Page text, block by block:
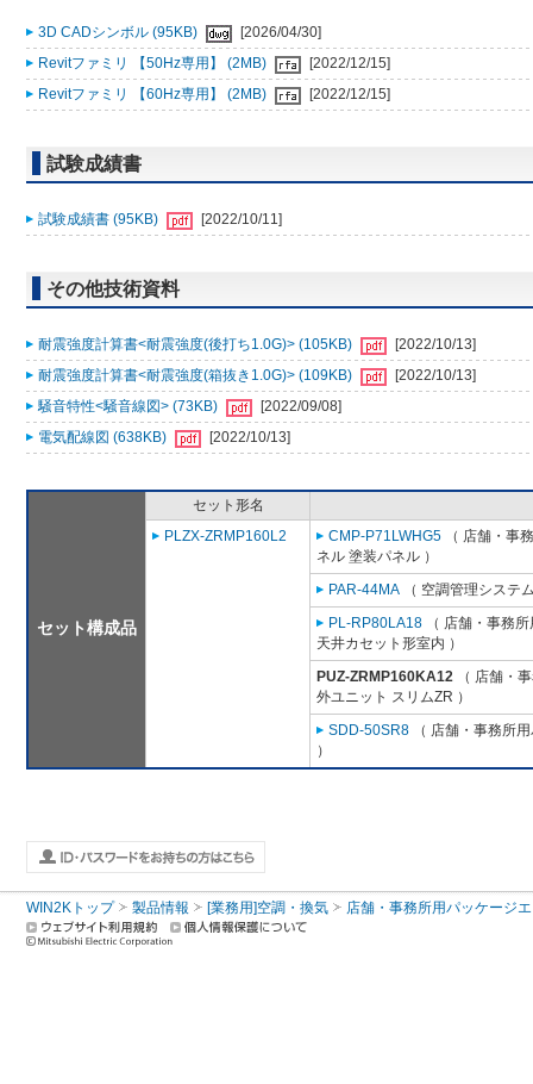
3D CADシンボル (95KB)
[2026/04/30]
Revitファミリ 【50Hz専用】 (2MB)
[2022/12/15]
Revitファミリ 【60Hz専用】 (2MB)
[2022/12/15]
試験成績書
試験成績書 (95KB) [2022/10/11]
その他技術資料
耐震強度計算書<耐震強度(後打ち1.0G)> (105KB)
[2022/10/13]
耐震強度計算書<耐震強度(箱抜き1.0G)> (109KB)
[2022/10/13]
騒音特性<騒音線図> (73KB)
[2022/09/08]
電気配線図 (638KB)
[2022/10/13]
セット構成品
セット形名
PLZX-ZRMP160L2
CMP-P71LWHG5 （ 店舗・事
ネル 塗装パネル ）
PAR-44MA （ 空調管理システ
PL-RP80LA18 （ 店舗・事務
天井カセット形室内 ）
PUZ-ZRMP160KA12 （ 店舗・
外ユニット スリムZR ）
SDD-50SR8 （ 店舗・事務所
）
WIN2Kトップ 製品情報 [業務用]空調・換気 店舗・事務所用パッケージ